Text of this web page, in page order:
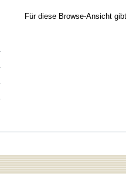
Für diese Browse-Ansicht